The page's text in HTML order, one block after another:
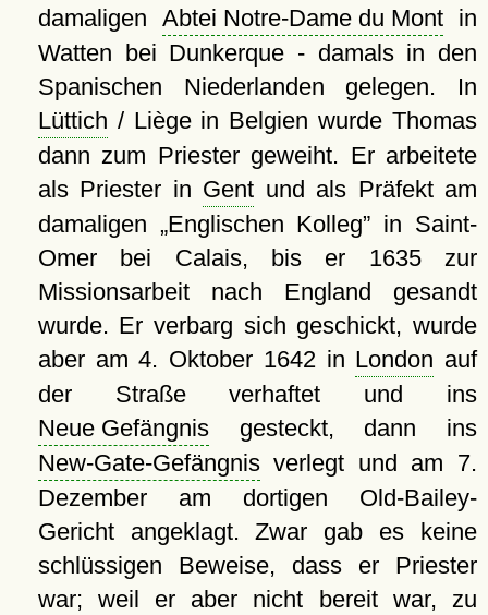
damaligen Abtei Notre-Dame du Montin
Watten bei Dunkerque - damals in den
Spanischen Niederlanden gelegen. In
Lüttich / Liège in Belgien wurde Thomas
dann zum Priester geweiht. Er arbeitete
als Priester in Gent und als Präfekt am
damaligen
Englischen Kolleg
in Saint-
Omer bei Calais, bis er 1635 zur
Missionsarbeit nach England gesandt
wurde. Er verbarg sich geschickt, wurde
aber am 4. Oktober 1642 in London auf
der Straße verhaftet und ins
Neue Gefängnisgesteckt, dann ins
New-Gate-Gefängnisverlegt und am 7.
Dezember am dortigen Old-Bailey-
Gericht angeklagt. Zwar gab es keine
schlüssigen Beweise, dass er Priester
war; weil er aber nicht bereit war, zu